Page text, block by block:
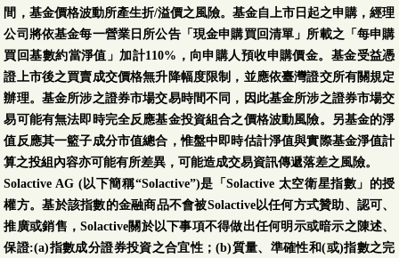
間，基金價格波動所產生折/溢價之風險。基金自上市日起之申購，經理
公司將依基金每一營業日所公告「現金申購買回清單」所載之「每申購
買回基數約當淨值」加計110%，向申購人預收申購價金。基金受益憑
證上市後之買賣成交價格無升降幅度限制，並應依臺灣證交所有關規定
辦理。基金所涉之證券市場交易時間不同，因此基金所涉之證券市場交
易可能有無法即時完全反應基金投資組合之價格波動風險。另基金的淨
值反應其一籃子成分市值總合，惟盤中即時估計淨值與實際基金淨值計
算之投組內容亦可能有所差異，可能造成交易資訊傳遞落差之風險。
Solactive AG (以下簡稱“Solactive”)是「Solactive 太空衛星指數」的授
權方。基於該指數的金融商品不會被Solactive以任何方式贊助、認可、
推廣或銷售，Solactive關於以下事項不得做出任何明示或暗示之陳述、
保證:(a)指數成分證券投資之合宜性；(b)質量、準確性和(或)指數之完